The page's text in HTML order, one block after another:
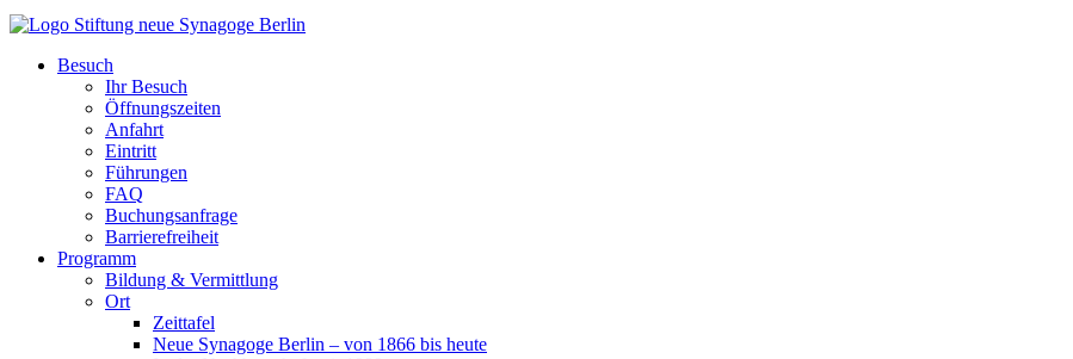
Besuch
Ihr Besuch
Öffnungszeiten
Anfahrt
Eintritt
Führungen
FAQ
Buchungsanfrage
Barrierefreiheit
Programm
Bildung & Vermittlung
Ort
Zeittafel
Neue Synagoge Berlin – von 1866 bis heute